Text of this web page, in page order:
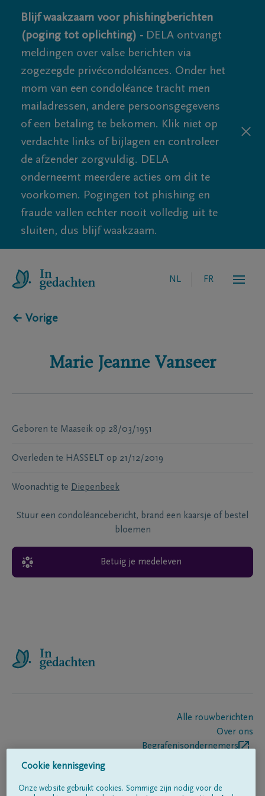
Blijf waakzaam voor phishingberichten
(poging tot oplichting) - DELA ontvangt
meldingen over valse berichten via
zogezegde privécondoléances. Onder het
mom van een condoléance tracht men
mailadressen, andere persoonsgegevens
of een betaling te bekomen. Klik niet op
verdachte links of bijlagen en controleer
de afzender zorgvuldig. DELA
onderneemt meerdere acties om dit te
voorkomen. Pogingen tot phishing en
fraude vallen echter nooit volledig uit te
sluiten, dus blijf waakzaam.
NL FR
← Vorige
Marie Jeanne Vanseer
Geboren te Maaseik op 28/03/1951
Overleden te HASSELT op 21/12/2019
Woonachtig te Diepenbeek
Stuur een condoléancebericht, brand een kaarsje of bestel
bloemen
Betuig je medeleven
Alle rouwberichten
Over ons
Begrafenisondernemers
Cookie kennisgeving
Onze website gebruikt cookies. Sommige zijn nodig voor de